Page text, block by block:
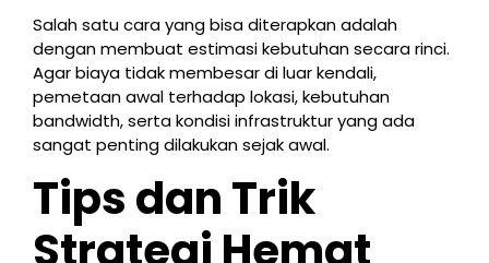
Salah satu cara yang bisa diterapkan adalah
dengan membuat estimasi kebutuhan secara rinci.
Agar biaya tidak membesar di luar kendali,
pemetaan awal terhadap lokasi, kebutuhan
bandwidth, serta kondisi infrastruktur yang ada
sangat penting dilakukan sejak awal.
Tips dan Trik